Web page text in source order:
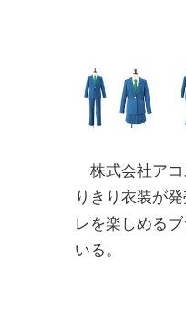
株式会社アコ
りきり衣装が
レを楽しめる
いる。